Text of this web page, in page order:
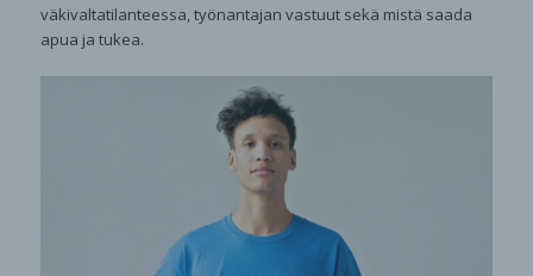
väkivaltatilanteessa, työnantajan vastuut sekä mistä saada
apua ja tukea.